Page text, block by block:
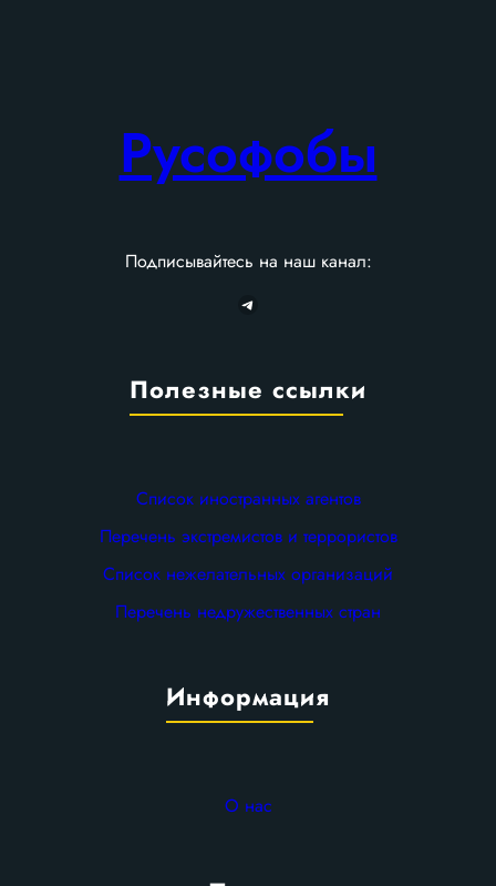
Русофобы
Подписывайтесь на наш канал:
Telegram
Полезные ссылки
Список иностранных агентов
Перечень экстремистов и террористов
Список нежелательных организаций
Перечень недружественных стран
Информация
О нас